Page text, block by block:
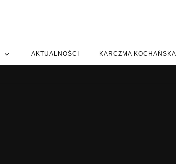
AKTUALNOŚCI KARCZMA KOCHAŃSKA